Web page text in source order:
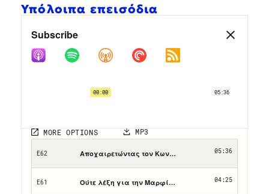
Υπόλοιπα επεισόδια